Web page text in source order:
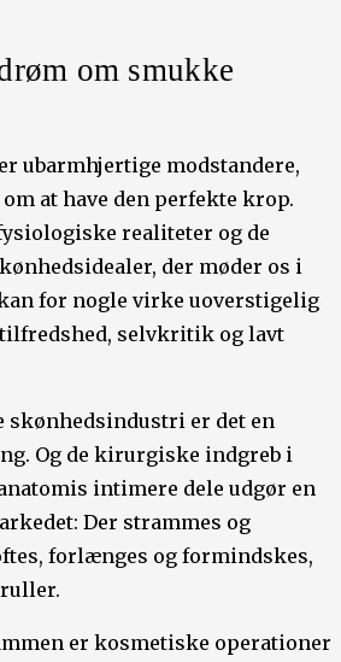
om smukke
ubarmhjertige modstandere,
at have den perfekte krop.
realiteter og de
der møder os i
for nogle virke uoverstigelig
selvkritik og lavt
skønhedsindustri er det en
Og de kirurgiske indgreb i
intimere dele udgør en
Der strammes og
forlænges og formindskes,
er kosmetiske operationer